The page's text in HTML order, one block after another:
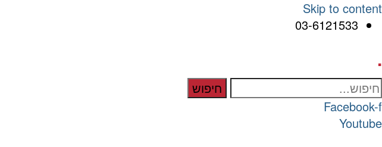
Skip to content
03-6121533
.
חיפוש
Facebook-f
Youtube